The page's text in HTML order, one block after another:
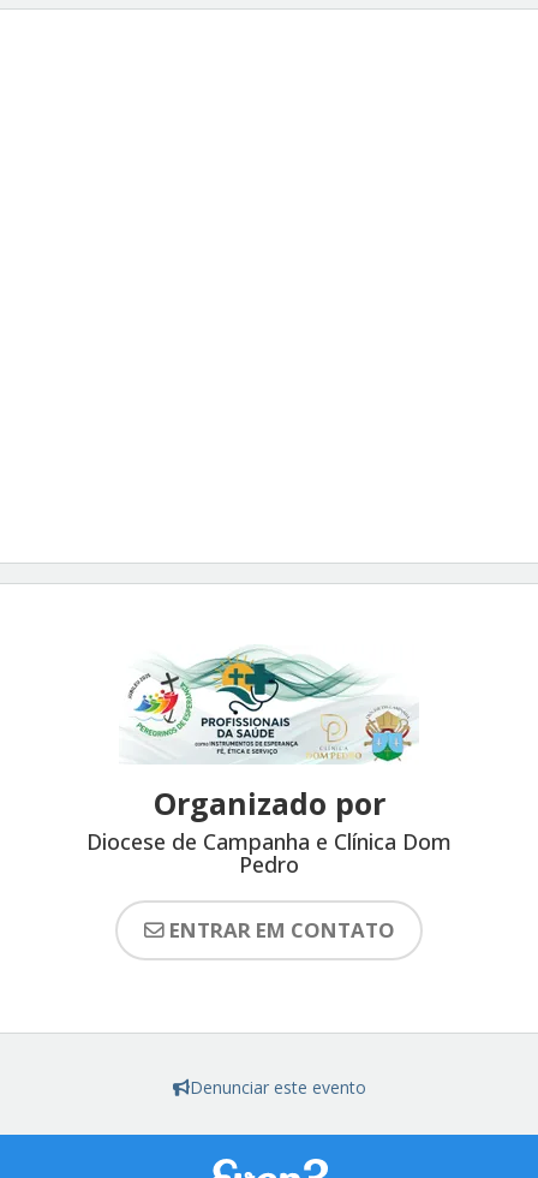
Organizado por
Diocese de Campanha e Clínica Dom
Pedro
ENTRAR EM CONTATO
Denunciar este evento